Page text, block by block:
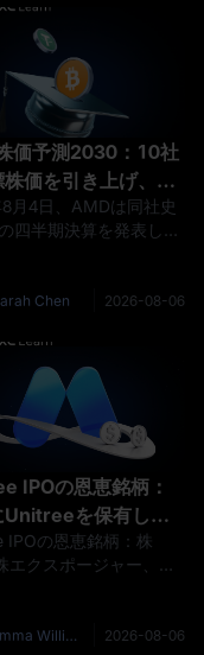
価予測2030：10社
株価を引き上げ、そ
株価は9%下落
月4日、AMDは同社史
の四半期決算を発表しま
年同期比で2倍以上に
落しました。 数字と市
とのこのギャップこ
全体のなかで最も有益
す。多くの報道が飛ば
、つまり売上高が増え
したという事実を指し
るからです。 本
Chen 2026-08-06
IPOの恩恵銘柄：
Unitreeを保有して
誰で、どのA株関
事実なのか？
IPOの恩恵銘柄：株
エクスポージャー、誤
上場案件の一つを進め
著者：Emma Williams 2026-08-06